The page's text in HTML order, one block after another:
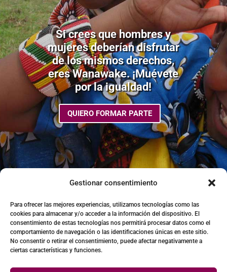
Gestionar consentimiento
Para ofrecer las mejores experiencias, utilizamos tecnologías como las
cookies para almacenar y/o acceder a la información del dispositivo. El
consentimiento de estas tecnologías nos permitirá procesar datos como el
comportamiento de navegación o las identificaciones únicas en este sitio.
No consentir o retirar el consentimiento, puede afectar negativamente a
ciertas características y funciones.
Si crees que hombres y
mujeres deberían disfrutar
de los mismos derechos,
eres Wanawake. ¡Muévete
por la igualdad!
QUIERO FORMAR PARTE